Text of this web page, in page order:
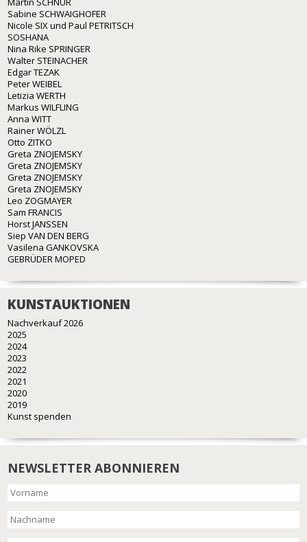
Sabine SCHWAIGHOFER
Nicole SIX und Paul PETRITSCH
SOSHANA
Nina Rike SPRINGER
Walter STEINACHER
Edgar TEZAK
Peter WEIBEL
Letizia WERTH
Markus WILFLING
Anna WITT
Rainer WÖLZL
Otto ZITKO
Greta ZNOJEMSKY
Greta ZNOJEMSKY
Greta ZNOJEMSKY
Greta ZNOJEMSKY
Leo ZOGMAYER
Sam FRANCIS
Horst JANSSEN
Siep VAN DEN BERG
Vasilena GANKOVSKA
GEBRÜDER MOPED
KUNSTAUKTIONEN
Nachverkauf 2026
2025
2024
2023
2022
2021
2020
2019
Kunst spenden
NEWSLETTER ABONNIEREN